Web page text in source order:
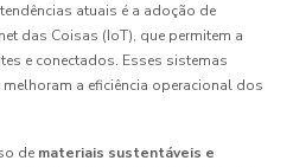
atuais é a adoção de
das Coisas (IoT), que permitem a
e conectados. Esses sistemas
a eficiência operacional dos
de materiais sustentáveis e